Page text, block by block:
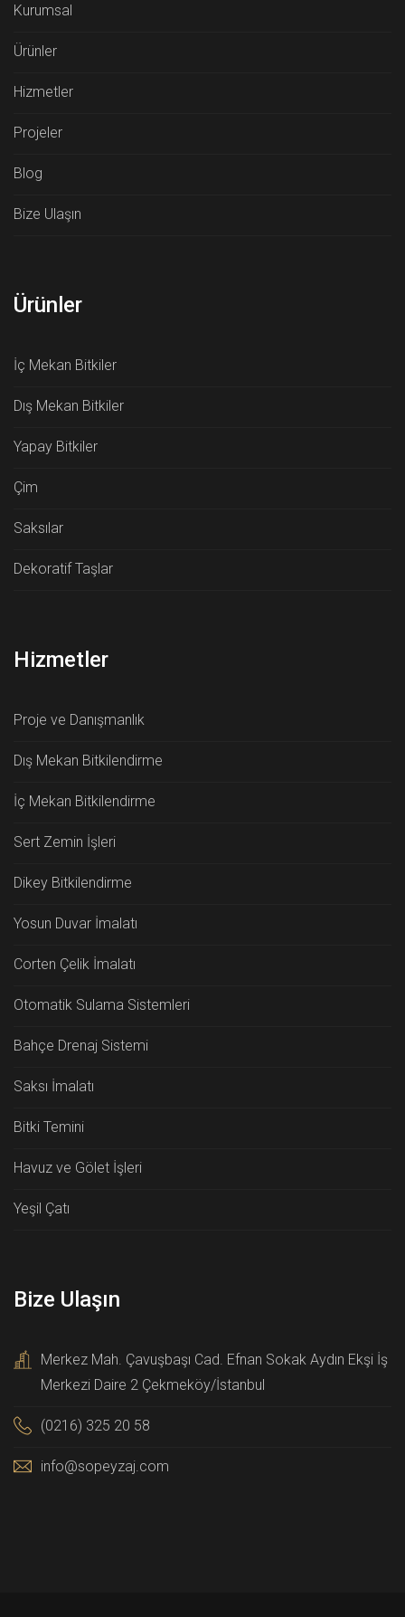
Kurumsal
Ürünler
Hizmetler
Projeler
Blog
Bize Ulaşın
Ürünler
İç Mekan Bitkiler
Dış Mekan Bitkiler
Yapay Bitkiler
Çim
Saksılar
Dekoratif Taşlar
Hizmetler
Proje ve Danışmanlık
Dış Mekan Bitkilendirme
İç Mekan Bitkilendirme
Sert Zemin İşleri
Dikey Bitkilendirme
Yosun Duvar İmalatı
Corten Çelik İmalatı
Otomatik Sulama Sistemleri
Bahçe Drenaj Sistemi
Saksı İmalatı
Bitki Temini
Havuz ve Gölet İşleri
Yeşil Çatı
Bize Ulaşın
Merkez Mah. Çavuşbaşı Cad. Efnan Sokak Aydın Ekşi İş
Merkezi Daire 2 Çekmeköy/İstanbul
(0216) 325 20 58
info@sopeyzaj.com